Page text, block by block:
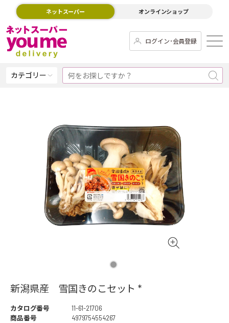
ネットスーパー オンラインショップ
ログイン･会員登録
カテゴリー
新潟県産 雪国きのこセット *
カタログ番号
11-61-21706
商品番号
4979754554267